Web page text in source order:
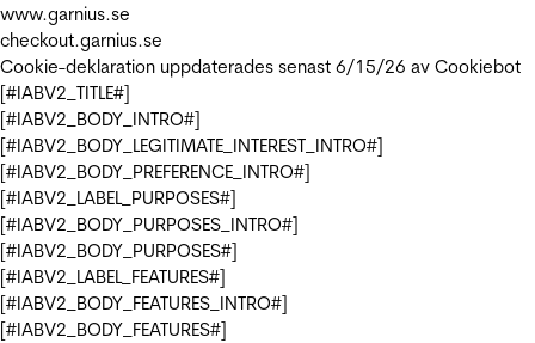
www.garnius.se
checkout.garnius.se
Cookie-deklaration uppdaterades senast 6/15/26 av Cookiebot
[#IABV2_TITLE#]
[#IABV2_BODY_INTRO#]
[#IABV2_BODY_LEGITIMATE_INTEREST_INTRO#]
[#IABV2_BODY_PREFERENCE_INTRO#]
[#IABV2_LABEL_PURPOSES#]
[#IABV2_BODY_PURPOSES_INTRO#]
[#IABV2_BODY_PURPOSES#]
[#IABV2_LABEL_FEATURES#]
[#IABV2_BODY_FEATURES_INTRO#]
[#IABV2_BODY_FEATURES#]